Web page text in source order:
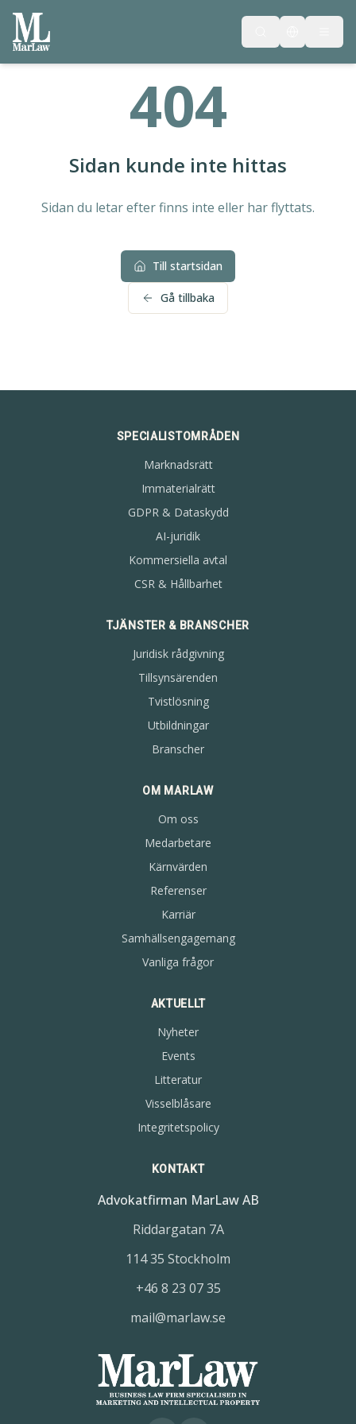
404
Sidan kunde inte hittas
Sidan du letar efter finns inte eller har flyttats.
Till startsidan
Gå tillbaka
SPECIALISTOMRÅDEN
Marknadsrätt
Immaterialrätt
GDPR & Dataskydd
AI-juridik
Kommersiella avtal
CSR & Hållbarhet
TJÄNSTER & BRANSCHER
Juridisk rådgivning
Tillsynsärenden
Tvistlösning
Utbildningar
Branscher
OM MARLAW
Om oss
Medarbetare
Kärnvärden
Referenser
Karriär
Samhällsengagemang
Vanliga frågor
AKTUELLT
Nyheter
Events
Litteratur
Visselblåsare
Integritetspolicy
KONTAKT
Advokatfirman MarLaw AB
Riddargatan 7A
114 35 Stockholm
+46 8 23 07 35
mail@marlaw.se